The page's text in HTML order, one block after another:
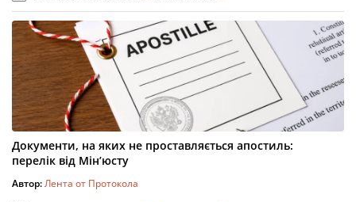
Документи, на яких не проставляється апостиль:
перелік від Мін’юсту
Автор:Лента от Протокола